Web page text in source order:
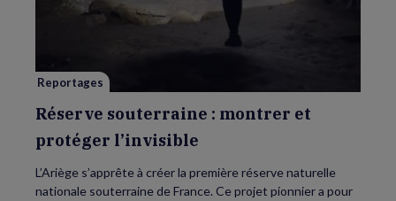
montrer
et
protéger
Reportages
Réserve souterraine : montrer et
protéger l’invisible
L’Ariège s’apprête à créer la première réserve naturelle
nationale souterraine de France. Ce projet pionnier a pour